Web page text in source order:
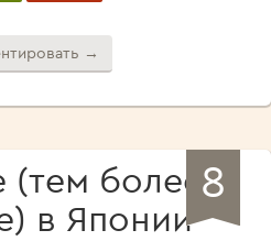
→
8
более
в Японии